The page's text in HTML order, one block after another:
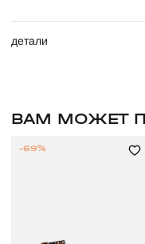
детали
ВАМ МОЖЕТ
-69%